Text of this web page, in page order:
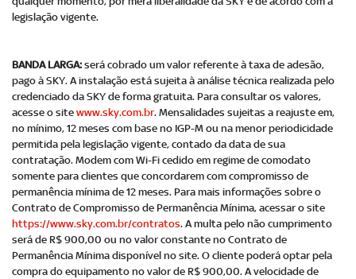
legislação vigente.
BANDA LARGA: será cobrado um valor referente à taxa de adesão,
pago à SKY. A instalação está sujeita à análise técnica realizada pelo
credenciado da SKY de forma gratuita. Para consultar os valores,
acesse o site www.sky.com.br. Mensalidades sujeitas a reajuste em,
no mínimo, 12 meses com base no IGP-M ou na menor periodicidade
permitida pela legislação vigente, contado da data de sua
contratação. Modem com Wi-Fi cedido em regime de comodato
somente para clientes que concordarem com compromisso de
permanência mínima de 12 meses. Para mais informações sobre o
Contrato de Compromisso de Permanência Mínima, acessar o site
https://www.sky.com.br/contratos. A multa pelo não cumprimento
será de R$ 900,00 ou no valor constante no Contrato de
Permanência Mínima disponível no site. O cliente poderá optar pela
compra do equipamento no valor de R$ 900,00. A velocidade de